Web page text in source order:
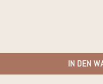
IN DEN